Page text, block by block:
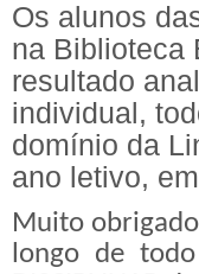
Os alunos
na Biblioteca
resultado
individual,
domínio da
ano letivo, em
Muito
longo de